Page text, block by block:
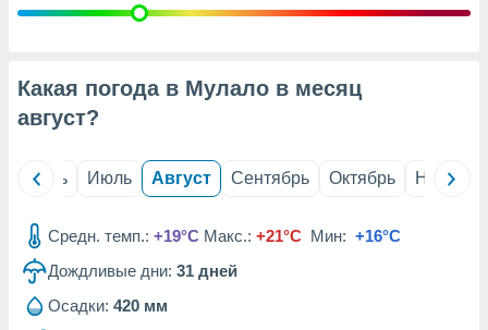
Какая погода в Мулало в месяц
август?
Июнь Июль Август Сентябрь Октябрь Ноябрь
Средн. темп.: +19°C Макс.: +21°C Мин: +16°C
Дождливые дни: 31 дней
Осадки: 420 мм